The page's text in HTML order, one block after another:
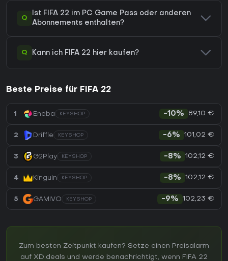
Q
Ist FIFA 22 im PC Game Pass oder anderen
Abonnements enthalten?
Q Kann ich FIFA 22 hier kaufen?
Beste Preise für FIFA 22
1 Eneba KEYSHOP -10% 89,10 €
2 Driffle KEYSHOP -6% 101,02 €
3 G2Play KEYSHOP -8% 102,12 €
4 Kinguin KEYSHOP -8% 102,12 €
5 GAMIVO KEYSHOP -9% 102,23 €
Zum besten Zeitpunkt kaufen? Setze einen Preisalarm
auf XD.deals und werde benachrichtigt, wenn FIFA 22